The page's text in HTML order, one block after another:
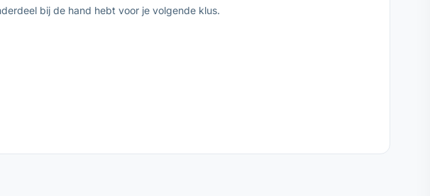
bij de hand hebt voor je volgende klus.